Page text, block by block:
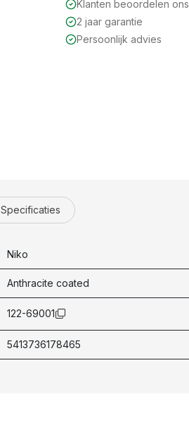
Klanten beoordelen ons
2 jaar garantie
Persoonlijk advies
Specificaties
Niko
Anthracite coated
122-69001
5413736178465